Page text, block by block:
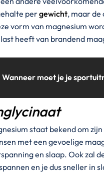
pergewicht, maar
vorm van magnesium
heeft van brandend
Wanneer moet je je
staat bekend om
met een gevoelige
en slaap. Ook zal
en je dus sneller in